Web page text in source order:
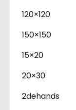
120×120
150×150
15×20
20×30
2dehands